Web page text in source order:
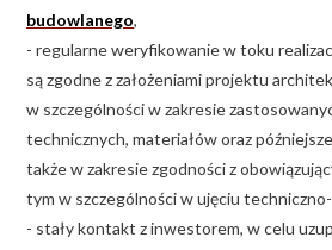
budowlanego,
- regularne weryfikowanie w toku
są zgodne z założeniami projektu
w szczególności w zakresie
technicznych, materiałów oraz
także w zakresie zgodności z
tym w szczególności w ujęciu
- stały kontakt z inwestorem, w celu